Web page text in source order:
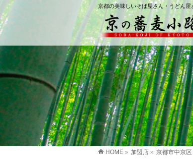
京都の美味しいそば屋さん・うどん
HOME » 加盟店 » 京都市中京区